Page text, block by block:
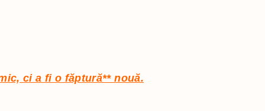
ci a fi o făptură**nouă.